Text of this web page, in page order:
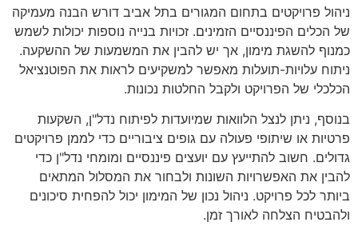
ניהול פרויקטים בתחום המגורים בתל אביב דורש הבנה מעמיקה
של הכלים הפיננסיים הזמינים. זכויות בנייה נוספות יכולות לשמש
כמנוף להשגת מימון, אך יש להבין את המשמעות של ההשקעה.
ניתוח עלויות-תועלות מאפשר למשקיעים לראות את הפוטנציאל
הכלכלי של הפרויקט ולקבל החלטות נכונות.
בנוסף, ניתן לנצל הלוואות שמיועדות לפיתוח נדל"ן, השקעות
פרטיות או שיתופי פעולה עם גופים ציבוריים כדי לממן פרויקטים
גדולים. חשוב להתייעץ עם יועצים פיננסיים ומומחי נדל"ן כדי
להבין את האפשרויות השונות ולבחור את המסלול המתאים
ביותר לכל פרויקט. ניהול נכון של המימון יכול להפחית סיכונים
ולהבטיח הצלחה לאורך זמן.